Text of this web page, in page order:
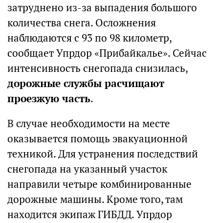
затруднено из-за выпадения большого
количества снега. Осложнения
наблюдаются с 93 по 98 километр,
сообщает Упрдор «Прибайкалье». Сейчас
интенсивность снегопада снизилась,
дорожные службы расчищают
проезжую часть.
В случае необходимости на месте
оказывается помощь эвакуационной
техникой. Для устранения последствий
снегопада на указанный участок
направили четыре комбинированные
дорожные машины. Кроме того, там
находится экипаж ГИБДД. Упрдор